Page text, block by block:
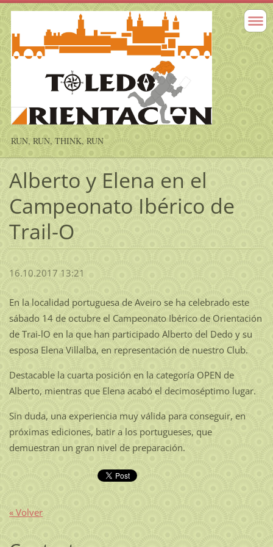
RUN, RUN, THINK, RUN
Alberto y Elena en el
Campeonato Ibérico de
Trail-O
16.10.2017 13:21
En la localidad portuguesa de Aveiro se ha celebrado este
sábado 14 de octubre el Campeonato Ibérico de Orientación
de Trai-lO en la que han participado Alberto del Dedo y su
esposa Elena Villalba, en representación de nuestro Club.
Destacable la cuarta posición en la categoría OPEN de
Alberto, mientras que Elena acabó el decimoséptimo lugar.
Sin duda, una experiencia muy válida para conseguir, en
próximas ediciones, batir a los portugueses, que
demuestran un gran nivel de preparación.
« Volver